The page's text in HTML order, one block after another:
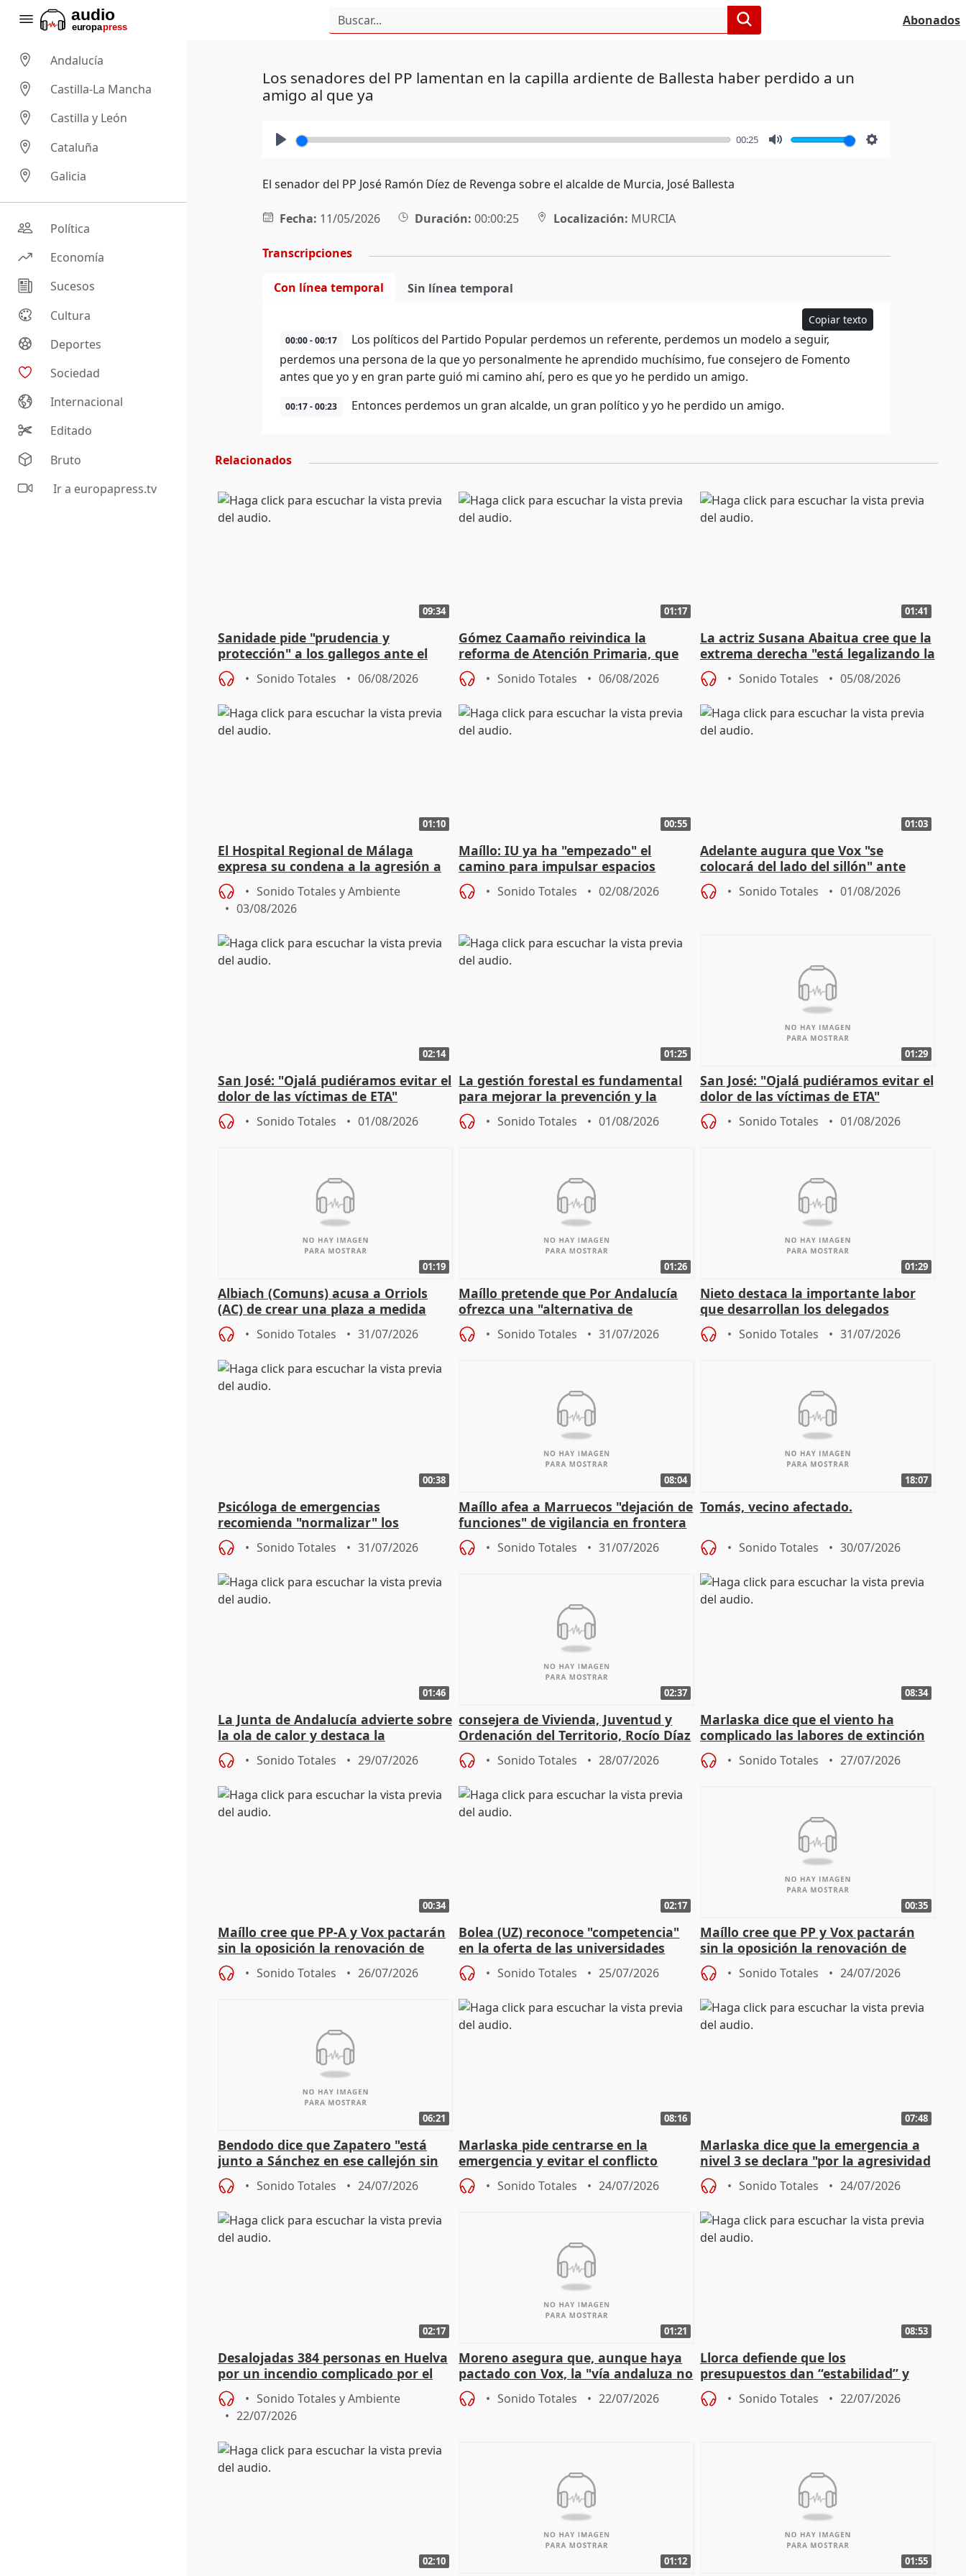
Abonados
Andalucía
Castilla-La Mancha
Castilla y León
Cataluña
Galicia
Política
Economía
Sucesos
Cultura
Deportes
Sociedad
Internacional
Editado
Bruto
Ir a europapress.tv
Los senadores del PP lamentan en la capilla ardiente de Ballesta haber perdido a un
amigo al que ya
00:25
El senador del PP José Ramón Díez de Revenga sobre el alcalde de Murcia, José Ballesta
Fecha: 11/05/2026 Duración: 00:00:25 Localización: MURCIA
Transcripciones
Con línea temporal Sin línea temporal
Copiar texto
00:00 - 00:17
Los políticos del Partido Popular perdemos un referente, perdemos un modelo a seguir,
perdemos una persona de la que yo personalmente he aprendido muchísimo, fue consejero de Fomento
antes que yo y en gran parte guió mi camino ahí, pero es que yo he perdido un amigo.
00:17 - 00:23 Entonces perdemos un gran alcalde, un gran político y yo he perdido un amigo.
Relacionados
09:34
Sanidade pide "prudencia y
protección" a los gallegos ante el
eclipse del 12 de agosto
Sonido Totales 06/08/2026
01:17
Gómez Caamaño reivindica la
reforma de Atención Primaria, que
reforzará la autogestión
Sonido Totales 06/08/2026
01:41
La actriz Susana Abaitua cree que la
extrema derecha "está legalizando la
homofobia"
Sonido Totales 05/08/2026
01:10
El Hospital Regional de Málaga
expresa su condena a la agresión a
dos enfermeras de Urgencias
Sonido Totales y Ambiente
03/08/2026
00:55
Maíllo: IU ya ha "empezado" el
camino para impulsar espacios
unitarios para las municipales
Sonido Totales 02/08/2026
01:03
Adelante augura que Vox "se
colocará del lado del sillón" ante
iniciativas de la oposición
Sonido Totales 01/08/2026
02:14
San José: "Ojalá pudiéramos evitar el
dolor de las víctimas de ETA"
Sonido Totales 01/08/2026
01:25
La gestión forestal es fundamental
para mejorar la prevención y la
actuación frente a incendios
Sonido Totales 01/08/2026
01:29
San José: "Ojalá pudiéramos evitar el
dolor de las víctimas de ETA"
Sonido Totales 01/08/2026
01:19
Albiach (Comuns) acusa a Orriols
(AC) de crear una plaza a medida
para su hija en Ripoll (Girona)
Sonido Totales 31/07/2026
01:26
Maíllo pretende que Por Andalucía
ofrezca una "alternativa de
gobierno" con su labor de oposición
Sonido Totales 31/07/2026
01:29
Nieto destaca la importante labor
que desarrollan los delegados
territoriales de la Junta
Sonido Totales 31/07/2026
00:38
Psicóloga de emergencias
recomienda "normalizar" los
síntomas tras sufrir un incendio
Sonido Totales 31/07/2026
08:04
Maíllo afea a Marruecos "dejación de
funciones" de vigilancia en frontera
con Ceuta
Sonido Totales 31/07/2026
18:07
Tomás, vecino afectado.
Sonido Totales 30/07/2026
01:46
La Junta de Andalucía advierte sobre
la ola de calor y destaca la
importancia de la prevención
Sonido Totales 29/07/2026
02:37
consejera de Vivienda, Juventud y
Ordenación del Territorio, Rocío Díaz
Sonido Totales 28/07/2026
08:34
Marlaska dice que el viento ha
complicado las labores de extinción
durante la madrugada
Sonido Totales 27/07/2026
00:34
Maíllo cree que PP-A y Vox pactarán
sin la oposición la renovación de
órganos como el Defensor
Sonido Totales 26/07/2026
02:17
Bolea (UZ) reconoce "competencia"
en la oferta de las universidades
privadas
Sonido Totales 25/07/2026
00:35
Maíllo cree que PP y Vox pactarán
sin la oposición la renovación de
órganos como el Defensor
Sonido Totales 24/07/2026
06:21
Bendodo dice que Zapatero "está
junto a Sánchez en ese callejón sin
salida
Sonido Totales 24/07/2026
08:16
Marlaska pide centrarse en la
emergencia y evitar el conflicto
político
Sonido Totales 24/07/2026
07:48
Marlaska dice que la emergencia a
nivel 3 se declara "por la agresividad
de los incendios"
Sonido Totales 24/07/2026
02:17
Desalojadas 384 personas en Huelva
por un incendio complicado por el
viento
Sonido Totales y Ambiente
22/07/2026
01:21
Moreno asegura que, aunque haya
pactado con Vox, la "vía andaluza no
ha muerto" ni él va a "cambiar"
Sonido Totales 22/07/2026
08:53
Llorca defiende que los
presupuestos dan “estabilidad” y
dice que no ha hablado con Feijóo
Sonido Totales 22/07/2026
02:10 01:12 01:55